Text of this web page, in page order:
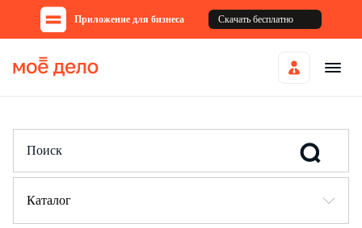
Приложение для бизнеса Скачать бесплатно
Каталог